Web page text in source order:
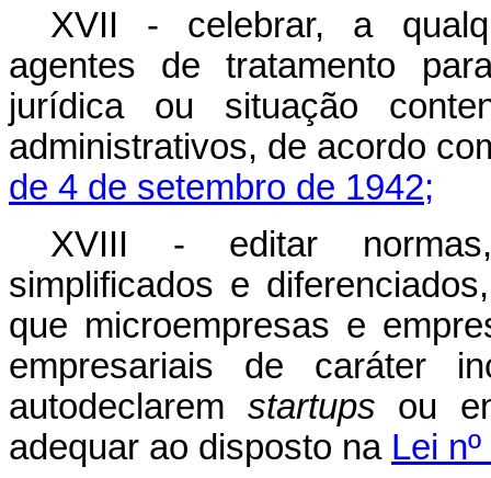
XVII - celebrar, a
agentes de tratamento
jurídica ou situação
administrativos, de acordo
de 4 de setembro de 1942;
XVIII - editar
simplificados e
que microempresas e
empresariais de caráter
autodeclarem startups ou
adequar ao disposto na Lei